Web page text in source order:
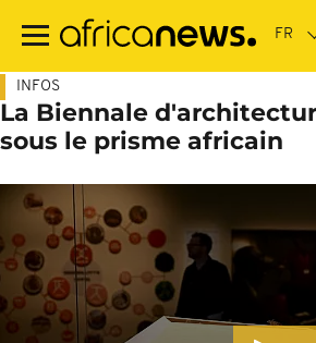
contenu
INFOS
La Biennale
sous le prisme africain